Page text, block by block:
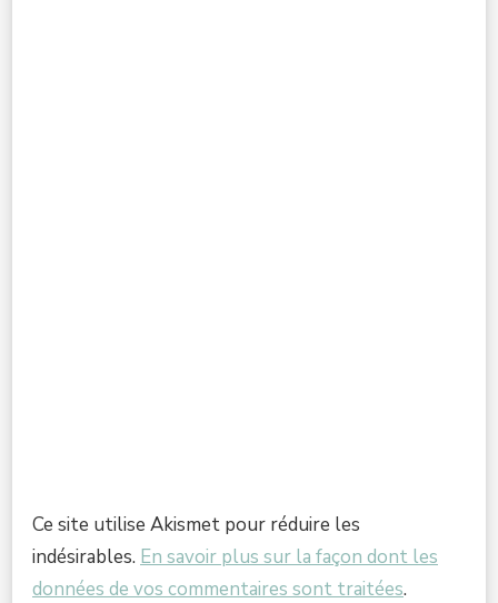
Ce site utilise Akismet pour réduire les
indésirables. En savoir plus sur la façon dont les
données de vos commentaires sont traitées.